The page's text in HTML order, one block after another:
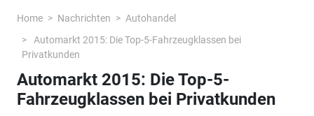
Home Nachrichten
Autohandel
Automarkt 2015: Die Top-5-Fahrzeugklassen bei
Privatkunden
Automarkt 2015: Die Top-5-
Fahrzeugklassen bei Privatkunden